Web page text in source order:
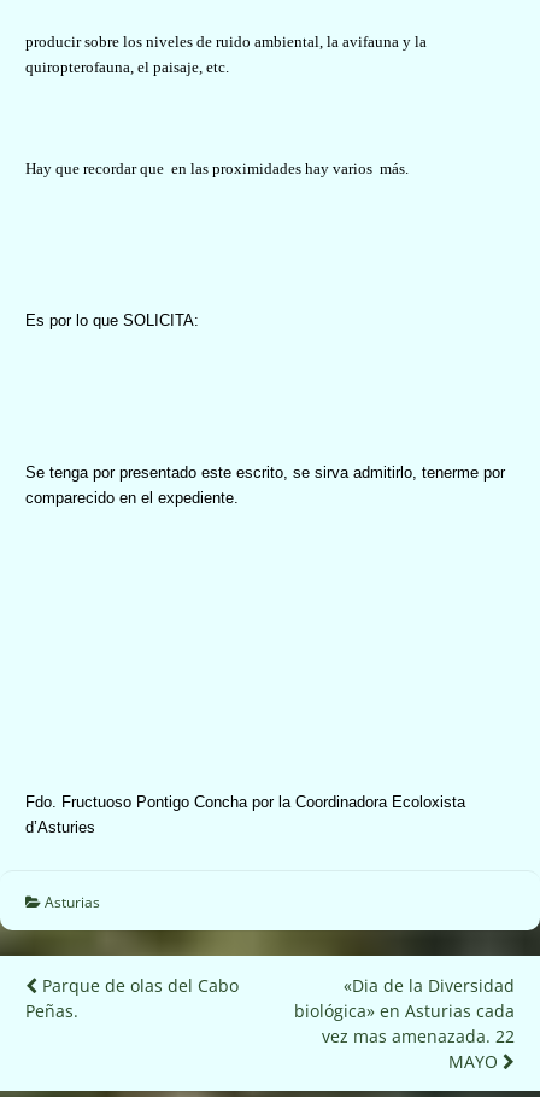
producir sobre los niveles de ruido ambiental, la avifauna y la
quiropterofauna, el paisaje, etc.
Hay que recordar que en las proximidades hay varios más.
Es por lo que SOLICITA:
Se tenga por presentado este escrito, se sirva admitirlo, tenerme por
comparecido en el expediente.
Fdo. Fructuoso Pontigo Concha por la Coordinadora Ecoloxista
d’Asturies
Asturias
Navegación
de
Parque de olas del Cabo
Peñas.
«Dia de la Diversidad
biológica» en Asturias cada
vez mas amenazada. 22
MAYO